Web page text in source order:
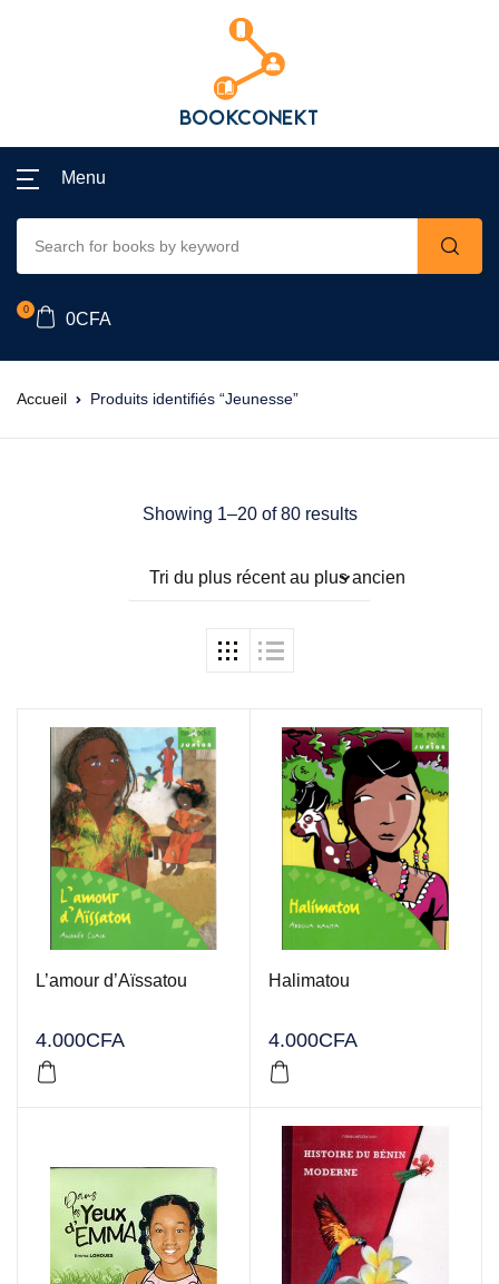
Menu
0
0CFA
Accueil Produits identifiés “Jeunesse”
Showing 1–20 of 80 results
Tri du plus récent au plus ancien
L’amour d’Aïssatou
4.000CFA
Halimatou
4.000CFA